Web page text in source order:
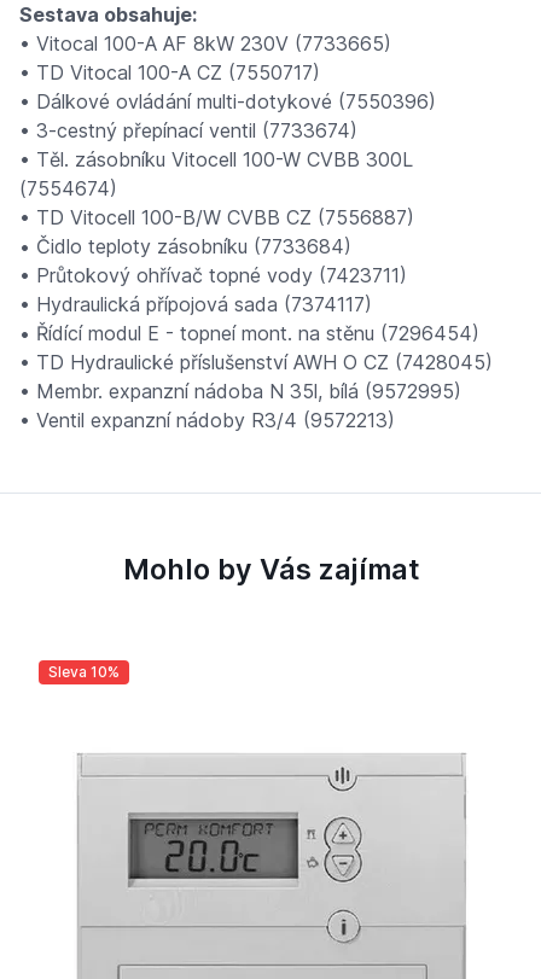
Sestava obsahuje:
• Vitocal 100-A AF 8kW 230V (7733665)
• TD Vitocal 100-A CZ (7550717)
• Dálkové ovládání multi-dotykové (7550396)
• 3-cestný přepínací ventil (7733674)
• Těl. zásobníku Vitocell 100-W CVBB 300L
(7554674)
• TD Vitocell 100-B/W CVBB CZ (7556887)
• Čidlo teploty zásobníku (7733684)
• Průtokový ohřívač topné vody (7423711)
• Hydraulická přípojová sada (7374117)
• Řídící modul E - topneí mont. na stěnu (7296454)
• TD Hydraulické příslušenství AWH O CZ (7428045)
• Membr. expanzní nádoba N 35l, bílá (9572995)
• Ventil expanzní nádoby R3/4 (9572213)
Mohlo by Vás zajímat
Sleva 10%